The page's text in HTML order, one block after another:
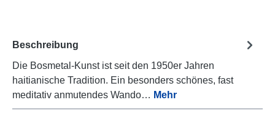
Beschreibung
Die Bosmetal-Kunst ist seit den 1950er Jahren
haitianische Tradition. Ein besonders schönes, fast
meditativ anmutendes Wando… Mehr